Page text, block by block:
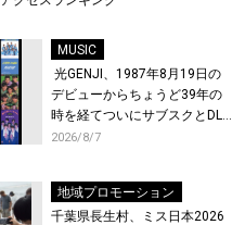
MUSIC
光GENJI、1987年8月19日の
デビューからちょうど39年の
時を経てついにサブスクとDL
配信が解禁！
2026/8/7
地域プロモーション
千葉県長生村、ミス日本2026